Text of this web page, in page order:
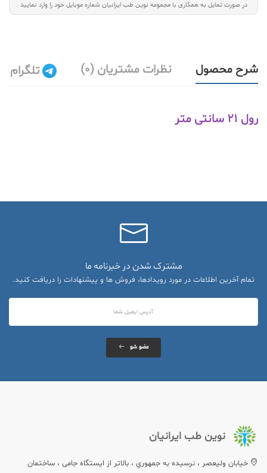
در صورت تمایل به همکاری با مجموعه نوین طب ایرانیان شماره موبایل خود را وارد نمایید
شرح محصول نظرات مشتریان (0) تلگرام
رول 21 سانتی متر
مشترک شدن در خبرنامه ما
تمام آخرین اطلاعات در مورد رویدادها، فروش ها و پیشنهادات را دریافت کنید.
عضو شو
نوین طب ایرانیان
خيابان وليعصر ، نرسيده به جمهوري ، بالاتر از ایستگاه جامی ، ساختمان